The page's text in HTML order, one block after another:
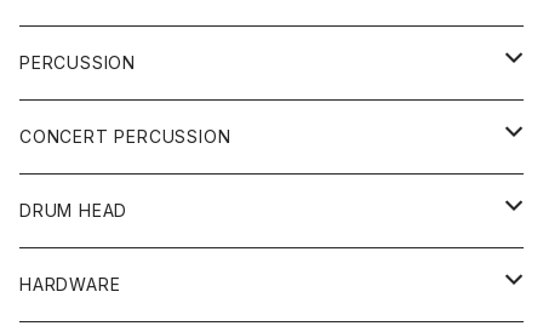
DRUM SET
YAMAHA
PEARL
SNARE
TAMA
PEARL
CYMBAL
ZILDJIAN
ACCESSORY
PERCUSSION
CAJON
CONGA
BONGO
CONCERT PERCUSSION
CONCERT SNARE
CONCERT CYMBAL
DRUM HEAD
SNARE HEAD
HARDWARE